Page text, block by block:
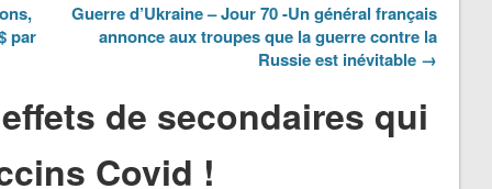
par
Guerre d’Ukraine – Jour 70 -Un général français
annonce aux troupes que la guerre contre la
Russie est inévitable →
de secondaires qui
Covid !